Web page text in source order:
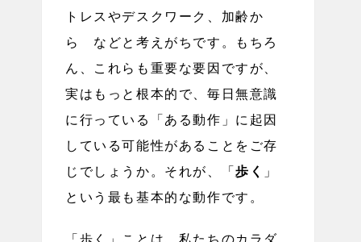
トレスやデスクワーク、加齢か
ら などと考えがちです。もちろ
ん、これらも重要な要因ですが、
実はもっと根本的で、毎日無意識
に行っている「ある動作」に起因
している可能性があることをご存
じでしょうか。それが、「歩く
」
という最も基本的な動作です。
「歩く」ことは、私たちのカラダ